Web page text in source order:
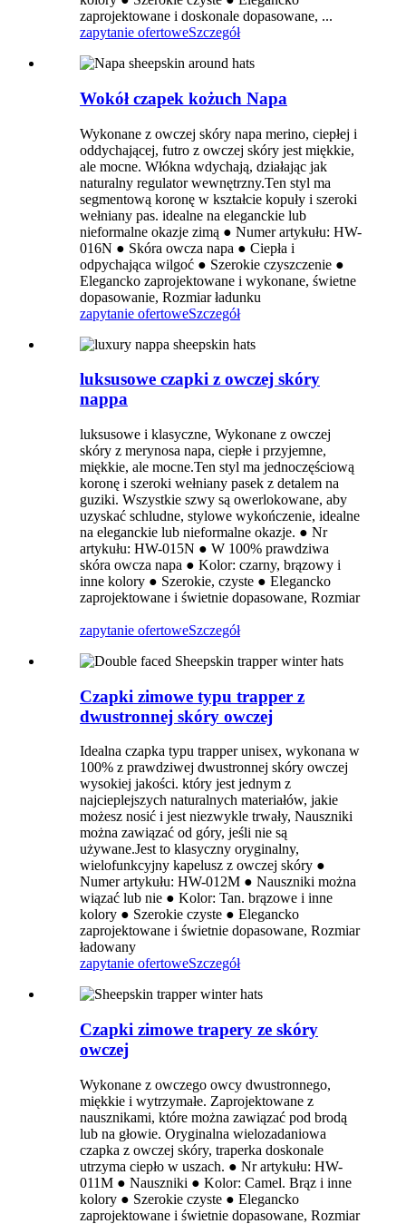
zaprojektowane i doskonale dopasowane, ...
zapytanie ofertoweSzczegół
Wokół czapek kożuch Napa
Wykonane z owczej skóry napa merino, ciepłej i
oddychającej, futro z owczej skóry jest miękkie,
ale mocne. Włókna wdychają, działając jak
naturalny regulator wewnętrzny.Ten styl ma
segmentową koronę w kształcie kopuły i szeroki
wełniany pas. idealne na eleganckie lub
nieformalne okazje zimą ● Numer artykułu: HW-
016N ● Skóra owcza napa ● Ciepła i
odpychająca wilgoć ● Szerokie czyszczenie ●
Elegancko zaprojektowane i wykonane, świetne
dopasowanie, Rozmiar ładunku
zapytanie ofertoweSzczegół
luksusowe czapki z owczej skóry
nappa
luksusowe i klasyczne, Wykonane z owczej
skóry z merynosa napa, ciepłe i przyjemne,
miękkie, ale mocne.Ten styl ma jednoczęściową
koronę i szeroki wełniany pasek z detalem na
guziki. Wszystkie szwy są owerlokowane, aby
uzyskać schludne, stylowe wykończenie, idealne
na eleganckie lub nieformalne okazje. ● Nr
artykułu: HW-015N ● W 100% prawdziwa
skóra owcza napa ● Kolor: czarny, brązowy i
inne kolory ● Szerokie, czyste ● Elegancko
zaprojektowane i świetnie dopasowane, Rozmiar
zapytanie ofertoweSzczegół
Czapki zimowe typu trapper z
dwustronnej skóry owczej
Idealna czapka typu trapper unisex, wykonana w
100% z prawdziwej dwustronnej skóry owczej
wysokiej jakości. który jest jednym z
najcieplejszych naturalnych materiałów, jakie
możesz nosić i jest niezwykle trwały, Nauszniki
można zawiązać od góry, jeśli nie są
używane.Jest to klasyczny oryginalny,
wielofunkcyjny kapelusz z owczej skóry ●
Numer artykułu: HW-012M ● Nauszniki można
wiązać lub nie ● Kolor: Tan. brązowe i inne
kolory ● Szerokie czyste ● Elegancko
zaprojektowane i świetnie dopasowane, Rozmiar
ładowany
zapytanie ofertoweSzczegół
Czapki zimowe trapery ze skóry
owczej
Wykonane z owczego owcy dwustronnego,
miękkie i wytrzymałe. Zaprojektowane z
nausznikami, które można zawiązać pod brodą
lub na głowie. Oryginalna wielozadaniowa
czapka z owczej skóry, traperka doskonale
utrzyma ciepło w uszach. ● Nr artykułu: HW-
011M ● Nauszniki ● Kolor: Camel. Brąz i inne
kolory ● Szerokie czyste ● Elegancko
zaprojektowane i świetnie dopasowane, Rozmiar